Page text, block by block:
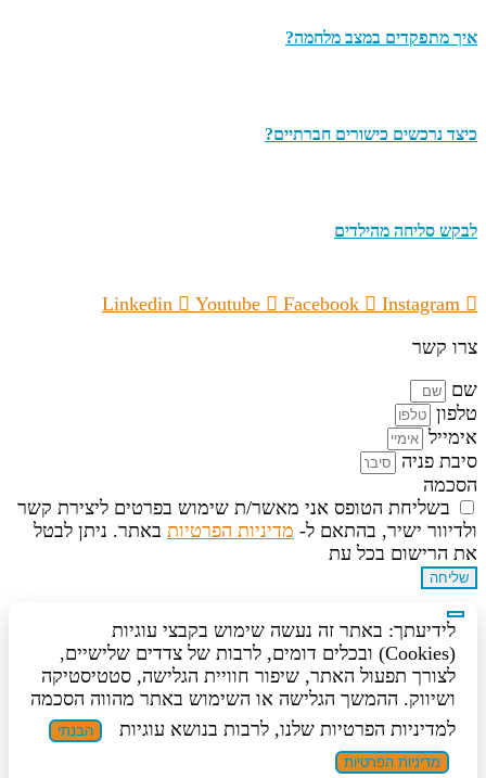
איך מתפקדים במצב מלחמה?
כיצד נרכשים כישורים חברתיים?
לבקש סליחה מהילדים
Linkedin Youtube Facebook
Instagram
צרו קשר
שם
טלפון
אימייל
סיבת פניה
הסכמה
בשליחת הטופס אני מאשר/ת שימוש בפרטים ליצירת קשר
ולדיוור ישיר, בהתאם ל- מדיניות הפרטיות באתר. ניתן לבטל
את הרישום בכל עת
שליחה
לידיעתך: באתר זה נעשה שימוש בקבצי עוגיות
(Cookies) ובכלים דומים, לרבות של צדדים שלישיים,
לצורך תפעול האתר, שיפור חוויית הגלישה, סטטיסטיקה
ושיווק. ההמשך הגלישה או השימוש באתר מהווה הסכמה
למדיניות הפרטיות שלנו, לרבות בנושא עוגיות
הבנתי
מדיניות הפרטיות